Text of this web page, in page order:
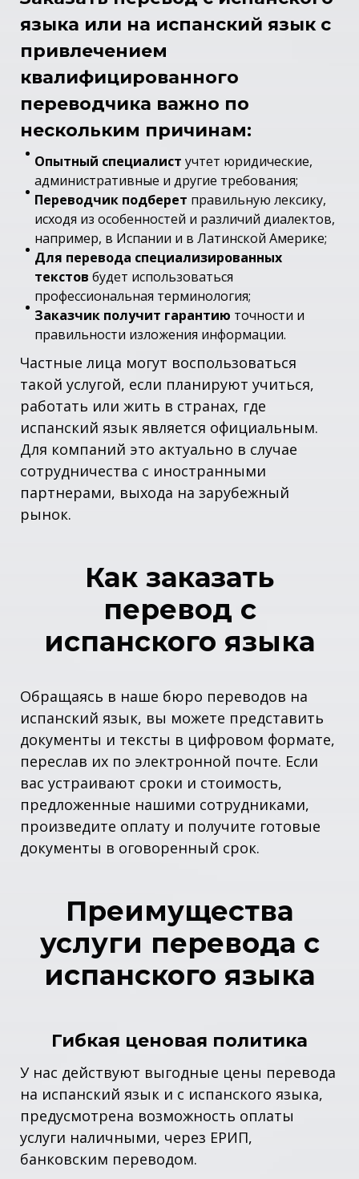
языка или на испанский язык с
привлечением
квалифицированного
переводчика важно по
нескольким причинам:
Опытный специалист учтет юридические,
административные и другие требования;
Переводчик подберет правильную лексику,
исходя из особенностей и различий диалектов,
например, в Испании и в Латинской Америке;
Для перевода специализированных
текстов будет использоваться
профессиональная терминология;
Заказчик получит гарантию точности и
правильности изложения информации.
Частные лица могут воспользоваться
такой услугой, если планируют учиться,
работать или жить в странах, где
испанский язык является официальным.
Для компаний это актуально в случае
сотрудничества с иностранными
партнерами, выхода на зарубежный
рынок.
Как заказать
перевод с
испанского языка
Обращаясь в наше бюро переводов на
испанский язык, вы можете представить
документы и тексты в цифровом формате,
переслав их по электронной почте. Если
вас устраивают сроки и стоимость,
предложенные нашими сотрудниками,
произведите оплату и получите готовые
документы в оговоренный срок.
Преимущества
услуги перевода с
испанского языка
Гибкая ценовая политика
У нас действуют выгодные цены перевода
на испанский язык и с испанского языка,
предусмотрена возможность оплаты
услуги наличными, через ЕРИП,
банковским переводом.